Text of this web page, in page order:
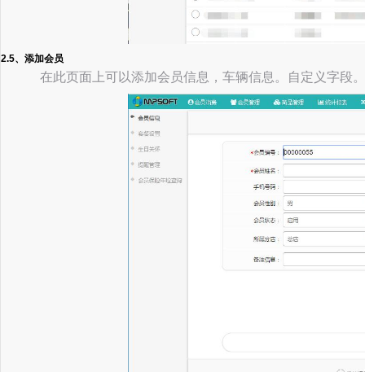
2.5、添加会员
在此页面上可以添加会员信息，车辆信息。自定义字段。